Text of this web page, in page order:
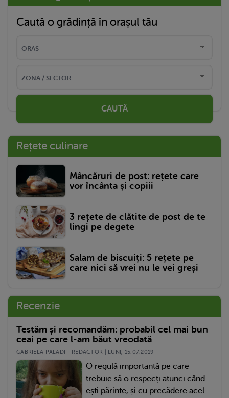
Caută o grădință în orașul tău
CAUTĂ
Rețete culinare
Mâncăruri de post: rețete care
vor încânta și copiii
3 rețete de clătite de post de te
lingi pe degete
Salam de biscuiți: 5 rețete pe
care nici să vrei nu le vei greși
Recenzie
Testăm și recomandăm: probabil cel mai bun
ceai pe care l-am băut vreodată
GABRIELA PALADI - REDACTOR | LUNI, 15.07.2019
O regulă importantă pe care
trebuie să o respecți atunci când
ești părinte, și cu precădere acel